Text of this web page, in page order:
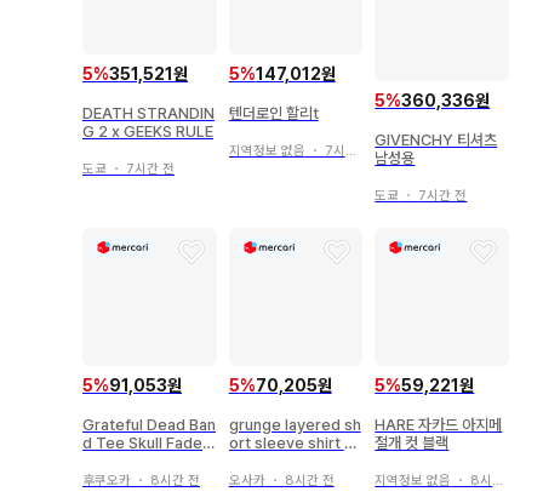
5%351,521원
DEATH STRANDIN
G 2 x GEEKS RULE
도쿄 ・ 7시간 전
5%147,012원
텐더로인 할리t
지역정보 없음 ・ 7시간 전
5%360,336원
GIVENCHY 티셔츠
남성용
도쿄 ・ 7시간 전
5%91,053원
Grateful Dead Ban
d Tee Skull Fade X
후쿠오카 ・ 8시간 전
5%70,205원
grunge layered sh
ort sleeve shirt bl
오사카・ 8시간 전
5%59,221원
HARE 자카드 아지메
절개 컷 블랙
지역정보 없음 ・ 8시간 전